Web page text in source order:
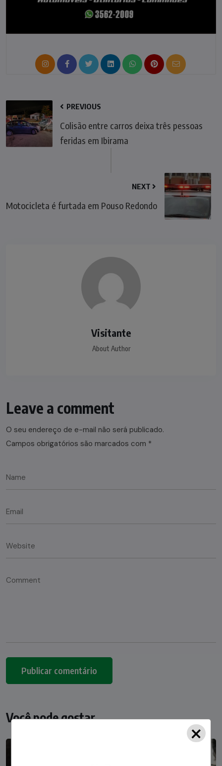
PREVIOUS
Colisão entre carros deixa três pessoas
feridas em Ibirama
NEXT
Motocicleta é furtada em Pouso Redondo
Visitante
About Author
Leave a comment
O seu endereço de e-mail não será publicado.
Campos obrigatórios são marcados com *
Você pode gostar ×